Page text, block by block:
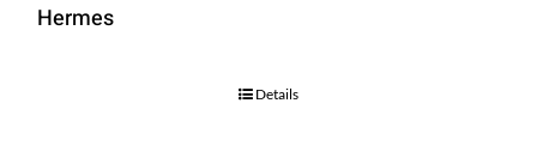
Hermes
Details